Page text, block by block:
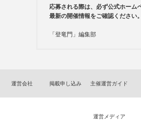
応募される際は、必ず公式ホーム
最新の開催情報をご確認ください。
「登竜門」編集部
運営会社 掲載申し込み 主催運営ガイド
運営メディア